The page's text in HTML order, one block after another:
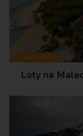
ARTYKUŁY
Loty na